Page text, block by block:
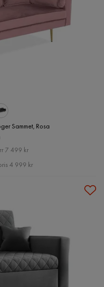
Sammet, Rosa
7 499 kr
4 999 kr